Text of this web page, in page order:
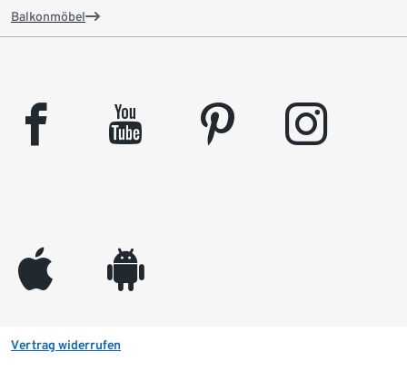
Balkonmöbel
facebook youtube pinterest instagram
appleinc android
Vertrag widerrufen